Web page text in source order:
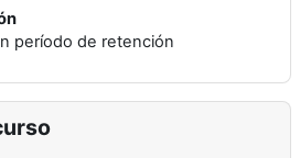
período de retención